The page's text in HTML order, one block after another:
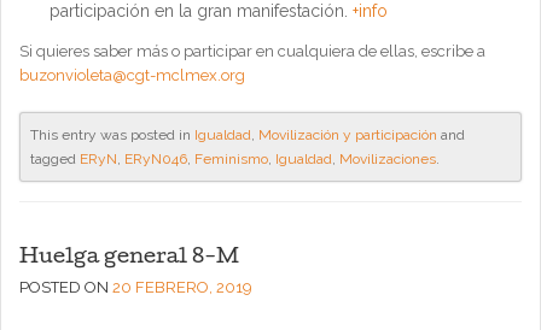
participación en la gran manifestación. +info
Si quieres saber más o participar en cualquiera de ellas, escribe a
buzonvioleta@cgt-mclmex.org
This entry was posted in Igualdad, Movilización y participación and
tagged ERyN, ERyN046, Feminismo, Igualdad, Movilizaciones.
Huelga general 8-M
POSTED ON 20 FEBRERO, 2019